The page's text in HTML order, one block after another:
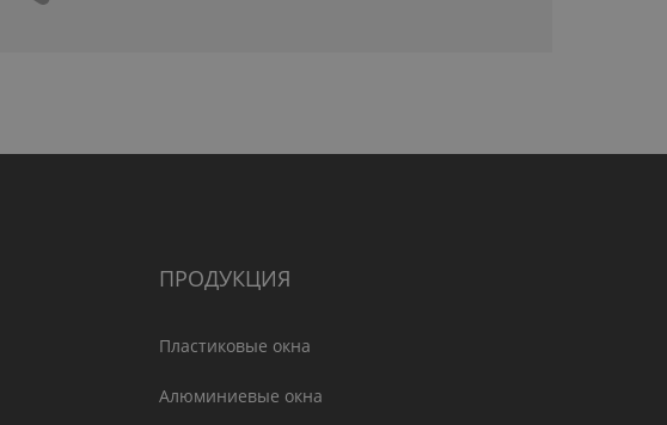
ПРОДУКЦИЯ
Пластиковые окна
Алюминиевые окна